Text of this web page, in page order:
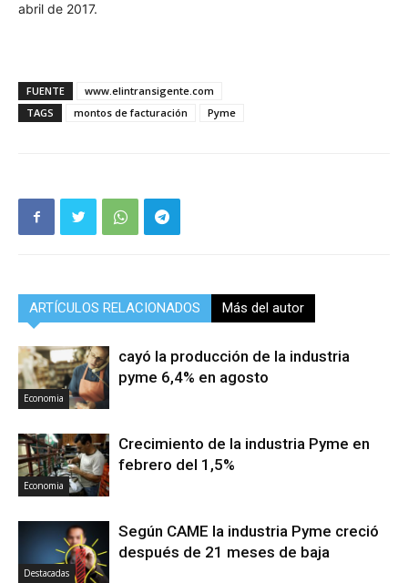
abril de 2017.
FUENTE
www.elintransigente.com
TAGS
montos de facturación Pyme
ARTÍCULOS RELACIONADOS Más del autor
Economia
cayó la producción de la industria
pyme 6,4% en agosto
Economia
Crecimiento de la industria Pyme en
febrero del 1,5%
Destacadas
Según CAME la industria Pyme creció
después de 21 meses de baja